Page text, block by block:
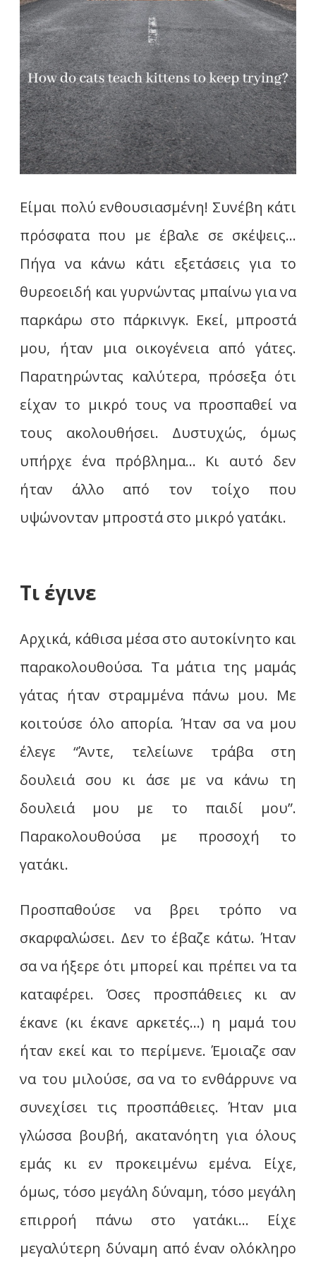
Είμαι πολύ ενθουσιασμένη! Συνέβη κάτι
πρόσφατα που με έβαλε σε σκέψεις…
Πήγα να κάνω κάτι εξετάσεις για το
θυρεοειδή και γυρνώντας μπαίνω για να
παρκάρω στο πάρκινγκ. Εκεί, μπροστά
μου, ήταν μια οικογένεια από γάτες.
Παρατηρώντας καλύτερα, πρόσεξα ότι
είχαν το μικρό τους να προσπαθεί να
τους ακολουθήσει. Δυστυχώς, όμως
υπήρχε ένα πρόβλημα… Κι αυτό δεν
ήταν άλλο από τον τοίχο που
υψώνονταν μπροστά στο μικρό γατάκι.
Τι έγινε
Αρχικά, κάθισα μέσα στο αυτοκίνητο και
παρακολουθούσα. Τα μάτια της μαμάς
γάτας ήταν στραμμένα πάνω μου. Με
κοιτούσε όλο απορία. Ήταν σα να μου
έλεγε “Άντε, τελείωνε τράβα στη
δουλειά σου κι άσε με να κάνω τη
δουλειά μου με το παιδί μου”.
Παρακολουθούσα με προσοχή το
γατάκι.
Προσπαθούσε να βρει τρόπο να
σκαρφαλώσει. Δεν το έβαζε κάτω. Ήταν
σα να ήξερε ότι μπορεί και πρέπει να τα
καταφέρει. Όσες προσπάθειες κι αν
έκανε (κι έκανε αρκετές…) η μαμά του
ήταν εκεί και το περίμενε. Έμοιαζε σαν
να του μιλούσε, σα να το ενθάρρυνε να
συνεχίσει τις προσπάθειες. Ήταν μια
γλώσσα βουβή, ακατανόητη για όλους
εμάς κι εν προκειμένω εμένα. Είχε,
όμως, τόσο μεγάλη δύναμη, τόσο μεγάλη
επιρροή πάνω στο γατάκι… Είχε
μεγαλύτερη δύναμη από έναν ολόκληρο